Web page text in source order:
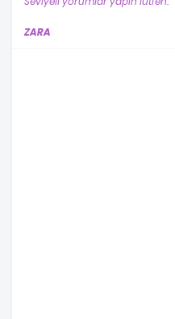
ZARA